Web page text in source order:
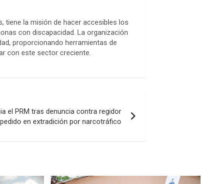
tiene la misión de hacer accesibles los
con discapacidad. La organización
proporcionando herramientas de
con este sector creciente.
el PRM tras denuncia contra regidor
pedido en extradición por narcotráfico